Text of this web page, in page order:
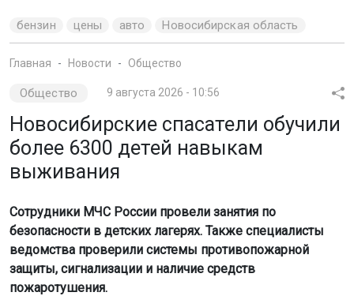
бензин цены авто Новосибирская область
Главная Новости Общество
Общество 9 августа 2026 - 10:56
Новосибирские спасатели обучили
более 6300 детей навыкам
выживания
Сотрудники МЧС России провели занятия по
безопасности в детских лагерях. Также специалисты
ведомства проверили системы противопожарной
защиты, сигнализации и наличие средств
пожаротушения.